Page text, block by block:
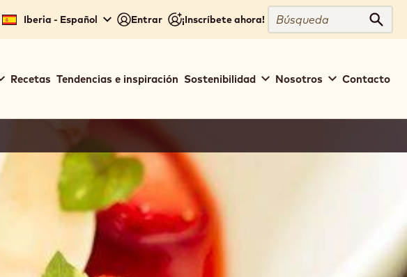
Iberia - Español Entrar ¡Inscríbete ahora!
Búsqueda
Recetas Tendencias e inspiración Sostenibilidad Nosotros Contacto